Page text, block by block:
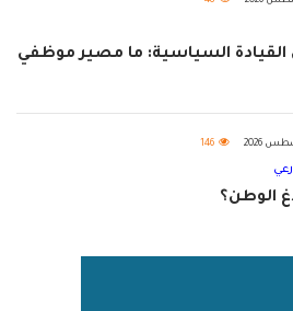
القيادة السياسية: ما مصير موظفي
146